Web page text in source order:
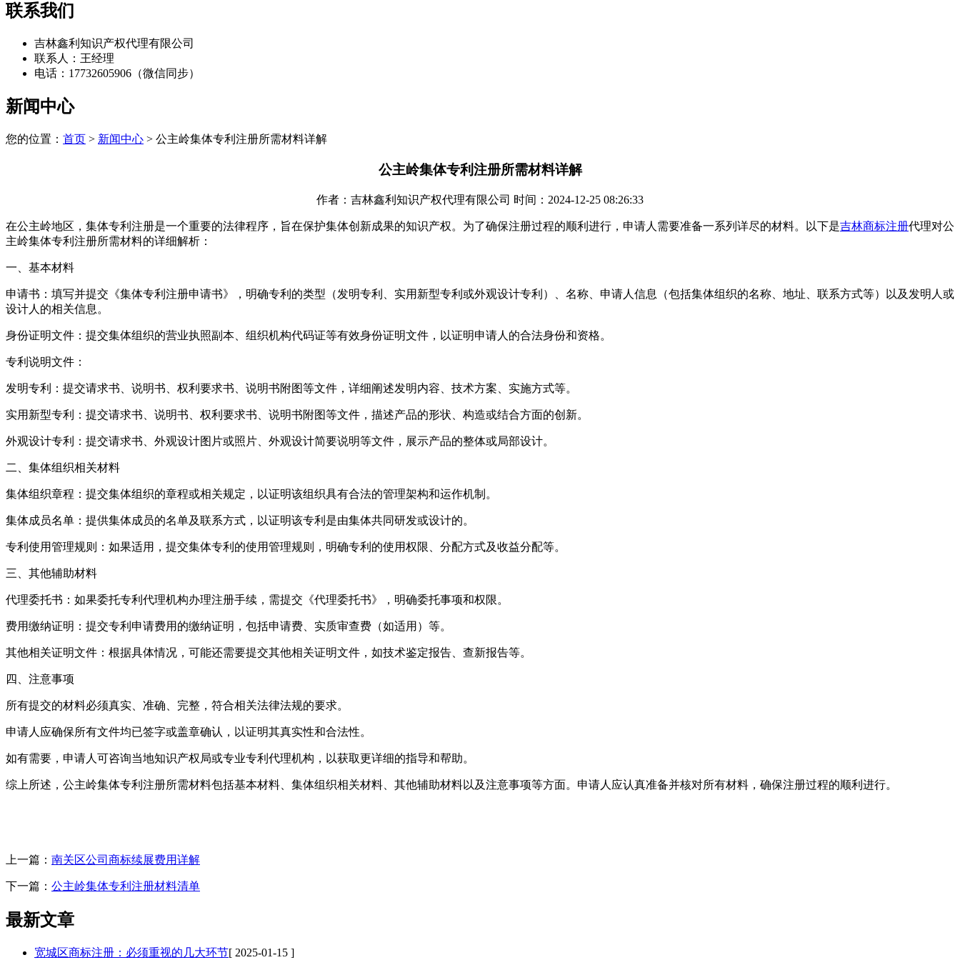
联系我们
吉林鑫利知识产权代理有限公司
联系人：王经理
电话：17732605906（微信同步）
新闻中心
您的位置： 首页 > 新闻中心 > 公主岭集体专利注册所需材料详解
公主岭集体专利注册所需材料详解
作者：吉林鑫利知识产权代理有限公司 时间：2024-12-25 08:26:33
在公主岭地区，集体专利注册是一个重要的法律程序，旨在保护集体创新成果的知识产权。为了确保注册过程的顺利进行，申请人需要准备一系列详尽的材料。以下是吉林商标注册代理对公
主岭集体专利注册所需材料的详细解析：
一、基本材料
‌申请书‌：填写并提交《集体专利注册申请书》，明确专利的类型（发明专利、实用新型专利或外观设计专利）、名称、申请人信息（包括集体组织的名称、地址、联系方式等）以及发明人或
设计人的相关信息。
‌身份证明文件‌：提交集体组织的营业执照副本、组织机构代码证等有效身份证明文件，以证明申请人的合法身份和资格。
‌专利说明文件‌：
‌发明专利‌：提交请求书、说明书、权利要求书、说明书附图等文件，详细阐述发明内容、技术方案、实施方式等。
‌实用新型专利‌：提交请求书、说明书、权利要求书、说明书附图等文件，描述产品的形状、构造或结合方面的创新。
‌外观设计专利‌：提交请求书、外观设计图片或照片、外观设计简要说明等文件，展示产品的整体或局部设计。
二、集体组织相关材料
‌集体组织章程‌：提交集体组织的章程或相关规定，以证明该组织具有合法的管理架构和运作机制。
‌集体成员名单‌：提供集体成员的名单及联系方式，以证明该专利是由集体共同研发或设计的。
‌专利使用管理规则‌：如果适用，提交集体专利的使用管理规则，明确专利的使用权限、分配方式及收益分配等。
三、其他辅助材料
‌代理委托书‌：如果委托专利代理机构办理注册手续，需提交《代理委托书》，明确委托事项和权限。
‌费用缴纳证明‌：提交专利申请费用的缴纳证明，包括申请费、实质审查费（如适用）等。
‌其他相关证明文件‌：根据具体情况，可能还需要提交其他相关证明文件，如技术鉴定报告、查新报告等。
四、注意事项
所有提交的材料必须真实、准确、完整，符合相关法律法规的要求。
申请人应确保所有文件均已签字或盖章确认，以证明其真实性和合法性。
如有需要，申请人可咨询当地知识产权局或专业专利代理机构，以获取更详细的指导和帮助。
综上所述，公主岭集体专利注册所需材料包括基本材料、集体组织相关材料、其他辅助材料以及注意事项等方面。申请人应认真准备并核对所有材料，确保注册过程的顺利进行。
上一篇： 南关区公司商标续展费用详解
下一篇： 公主岭集体专利注册材料清单
最新文章
宽城区商标注册：必须重视的几大环节[ 2025-01-15 ]